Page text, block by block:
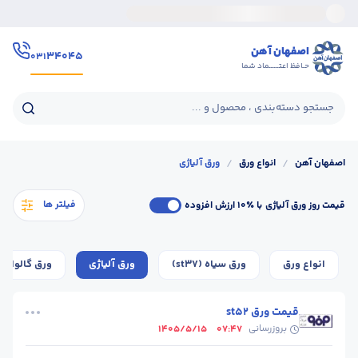
اصفهان آهن
حـافظ اعتــــــماد شما
۳۴۰۴۵۰۳۱
جستجو دسته‌بندی ، محصول و ...
اصفهان آهن / انواع ورق / ورق آلیاژی
فیلتر ها قیمت روز ورق آلیاژی با ٪۱۰ ارزش افزوده
انواع ورق ورق سیاه (st37) ورق آلیاژی ورق
قیمت ورق st52
بروزرسانی 07:47
1405/5/15